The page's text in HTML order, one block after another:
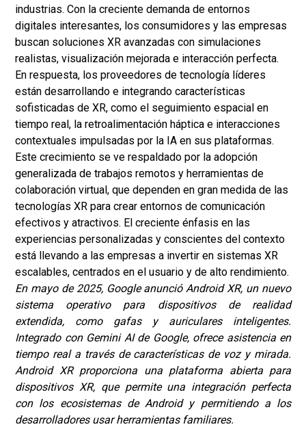
industrias. Con la creciente demanda de entornos
digitales interesantes, los consumidores y las empresas
buscan soluciones XR avanzadas con simulaciones
realistas, visualización mejorada e interacción perfecta.
En respuesta, los proveedores de tecnología líderes
están desarrollando e integrando características
sofisticadas de XR, como el seguimiento espacial en
tiempo real, la retroalimentación háptica e interacciones
contextuales impulsadas por la IA en sus plataformas.
Este crecimiento se ve respaldado por la adopción
generalizada de trabajos remotos y herramientas de
colaboración virtual, que dependen en gran medida de las
tecnologías XR para crear entornos de comunicación
efectivos y atractivos. El creciente énfasis en las
experiencias personalizadas y conscientes del contexto
está llevando a las empresas a invertir en sistemas XR
escalables, centrados en el usuario y de alto rendimiento.
En mayo de 2025, Google anunció Android XR, un nuevo
sistema operativo para dispositivos de realidad
extendida, como gafas y auriculares inteligentes.
Integrado con Gemini AI de Google, ofrece asistencia en
tiempo real a través de características de voz y mirada.
Android XR proporciona una plataforma abierta para
dispositivos XR, que permite una integración perfecta
con los ecosistemas de Android y permitiendo a los
desarrolladores usar herramientas familiares.